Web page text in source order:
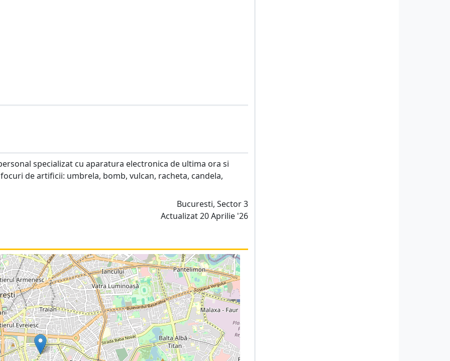
specializat cu aparatura electronica de ultima ora si
de artificii: umbrela, bomb, vulcan, racheta, candela,
Bucuresti, Sector 3
Actualizat 20 Aprilie '26